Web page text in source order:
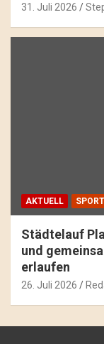
31. Juli 2026
AKTUELL SPORT
Städtelauf
und
erlaufen
26. Juli 2026